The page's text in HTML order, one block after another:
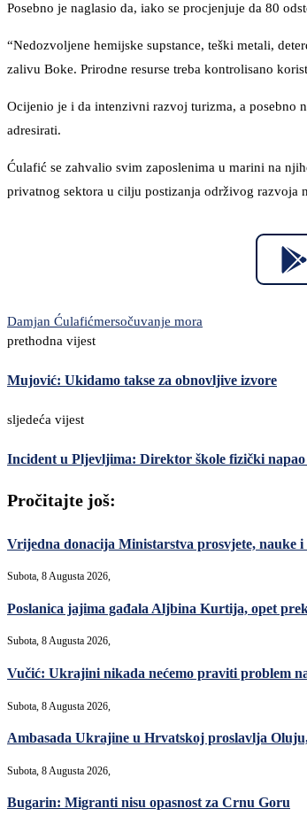
Posebno je naglasio da, iako se procjenjuje da 80
“Nedozvoljene hemijske supstance, teški metali,
zalivu Boke. Prirodne resurse treba kontrolisano
Ocijenio je i da intenzivni razvoj turizma, a posebno
adresirati.
Ćulafić se zahvalio svim zaposlenima u marini na
privatnog sektora u cilju postizanja održivog razvoja
Damjan Ćulafićmersočuvanje mora
prethodna vijest
Mujović: Ukidamo takse za obnovljive izvore
sljedeća vijest
Incident u Pljevljima: Direktor škole fizički
Pročitajte još:
Vrijedna donacija Ministarstva prosvjete, nauke
Subota, 8 Augusta 2026,
Poslanica jajima gađala Aljbina Kurtija, opet
Subota, 8 Augusta 2026,
Vučić: Ukrajini nikada nećemo praviti problem
Subota, 8 Augusta 2026,
Ambasada Ukrajine u Hrvatskoj proslavlja
Subota, 8 Augusta 2026,
Bugarin: Migranti nisu opasnost za Crnu Goru